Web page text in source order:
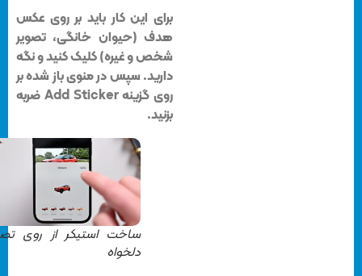
برای این کار باید بر روی عکس
هدف (حیوان خانگی، تصویر
شخص و غیره) کلیک کنید و نگه
دارید. سپس در منوی باز شده بر
روی گزینه Add Sticker ضربه
بزنید.
ساخت استیکر از روی تصویر
دلخواه